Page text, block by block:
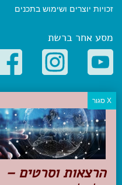
זכויות יוצרים ושימוש בתכנים
מסע אחר ברשת
קטגוריות פופולריות
יעדים
טיולים בישראל
מלונות בוטיק בישראל
טיפים והמלצות
הכנות לנסיעה
הרצאות וסרטים –